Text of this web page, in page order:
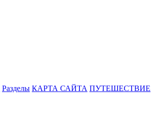
Разделы КАРТА САЙТА ПУТЕШЕСТВИЕ